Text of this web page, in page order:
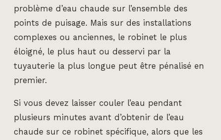
problème d’eau chaude sur l’ensemble des
points de puisage. Mais sur des installations
complexes ou anciennes, le robinet le plus
éloigné, le plus haut ou desservi par la
tuyauterie la plus longue peut être pénalisé en
premier.
Si vous devez laisser couler l’eau pendant
plusieurs minutes avant d’obtenir de l’eau
chaude sur ce robinet spécifique, alors que les